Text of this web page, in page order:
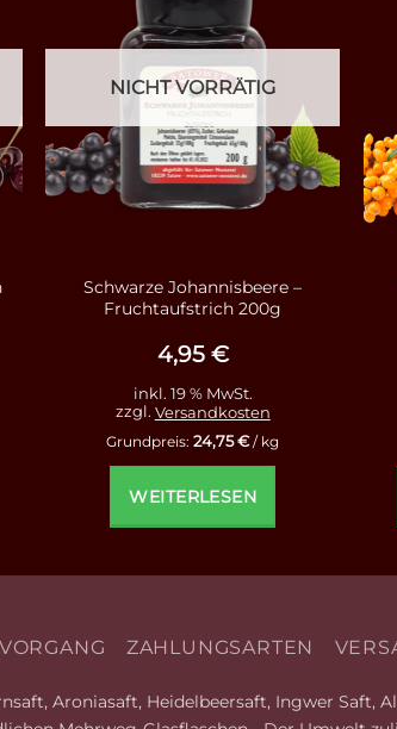
NICHT VORRÄTIG
Schwarze Johannisbeere –
Fruchtaufstrich 200g
4,95 €
inkl. 19 % MwSt.
zzgl. Versandkosten
Grundpreis:24,75€/ kg
WEITERLESEN
ZAHLUNGSARTEN
Aroniasaft, Heidelbeersaft, Ingwer Saft,